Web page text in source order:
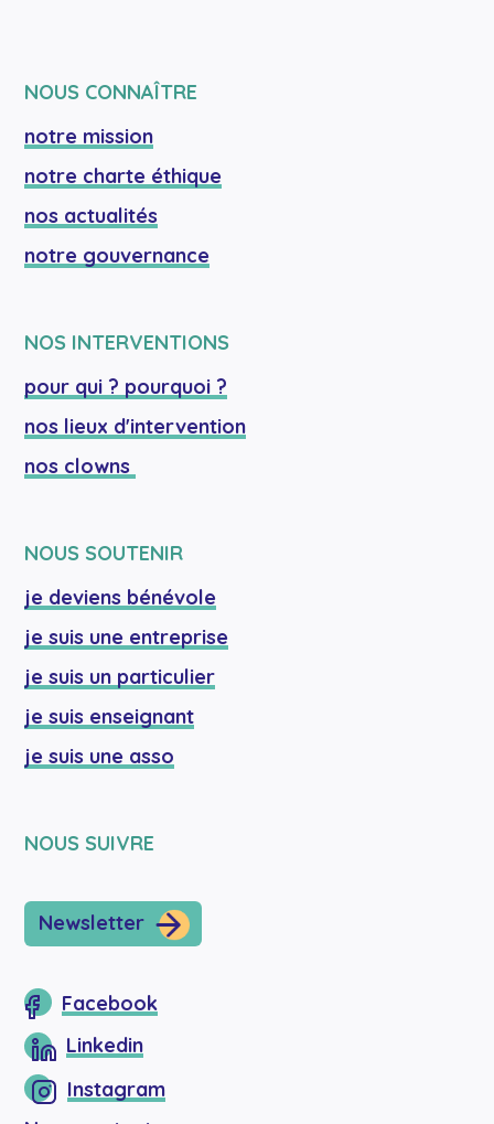
NOUS CONNAÎTRE
notre mission
notre charte éthique
nos actualités
notre gouvernance
NOS INTERVENTIONS
pour qui ? pourquoi ?
nos lieux d'intervention
nos clowns
NOUS SOUTENIR
je deviens bénévole
je suis une entreprise
je suis un particulier
je suis enseignant
je suis une asso
NOUS SUIVRE
Newsletter
Facebook
Linkedin
Instagram